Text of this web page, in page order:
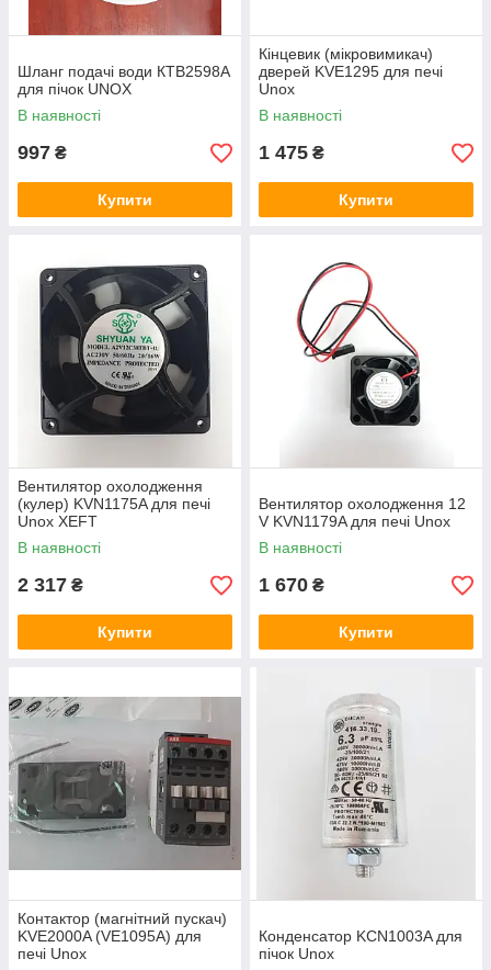
Шланг подачі води КТВ2598А
для пічок UNOX
В наявності
997 ₴
Купити
Кінцевик (мікровимикач)
дверей KVE1295 для печі
Unox
В наявності
1 475 ₴
Купити
Вентилятор охолодження
(кулер) KVN1175A для печі
Unox XEFT
В наявності
2 317 ₴
Купити
Вентилятор охолодження 12
V KVN1179A для печі Unox
В наявності
1 670 ₴
Купити
Контактор (магнітний пускач)
KVE2000A (VE1095A) для
печі Unox
Конденсатор KCN1003A для
пічок Unox